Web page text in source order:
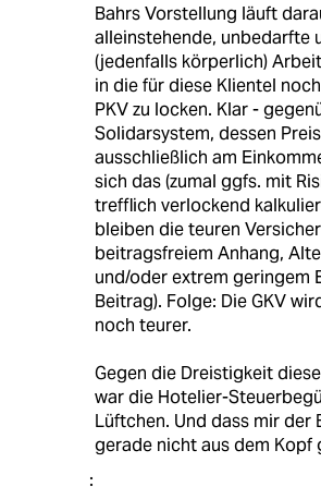
Bahrs Vorstellung läuft
alleinstehende, unbedarfte
(jedenfalls körperlich)
in die für diese Klientel
PKV zu locken. Klar -
Solidarsystem, dessen
ausschließlich am
sich das (zumal ggfs. mit
trefflich verlockend
bleiben die teuren
beitragsfreiem Anhang,
und/oder extrem geringem
Beitrag). Folge: Die GKV
noch teurer.
Gegen die Dreistigkeit
war die Hotelier-
Lüftchen. Und dass mir der
gerade nicht aus dem Kopf